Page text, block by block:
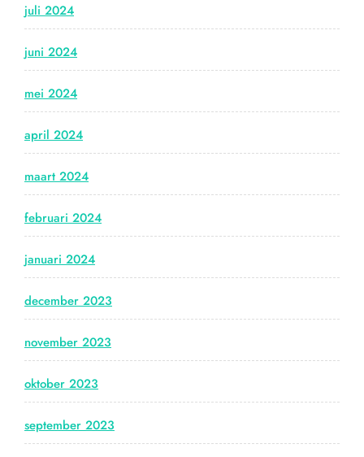
juli 2024
juni 2024
mei 2024
april 2024
maart 2024
februari 2024
januari 2024
december 2023
november 2023
oktober 2023
september 2023